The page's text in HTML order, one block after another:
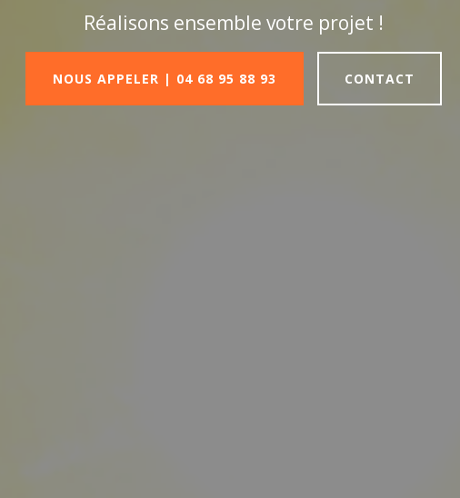
Réalisons ensemble votre projet !
NOUS APPELER | 04 68 95 88 93 CONTACT